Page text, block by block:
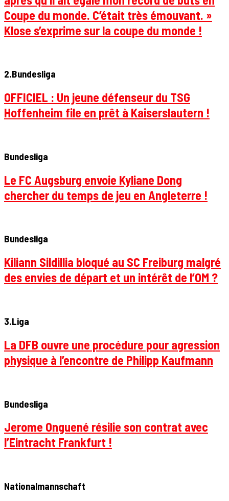
Coupe du monde. C’était très émouvant. »
Klose s’exprime sur la coupe du monde !
2.Bundesliga
OFFICIEL : Un jeune défenseur du TSG
Hoffenheim file en prêt à Kaiserslautern !
Bundesliga
Le FC Augsburg envoie Kyliane Dong
chercher du temps de jeu en Angleterre !
Bundesliga
Kiliann Sildillia bloqué au SC Freiburg malgré
des envies de départ et un intérêt de l’OM ?
3.Liga
La DFB ouvre une procédure pour agression
physique à l’encontre de Philipp Kaufmann
Bundesliga
Jerome Onguené résilie son contrat avec
l’Eintracht Frankfurt !
Nationalmannschaft